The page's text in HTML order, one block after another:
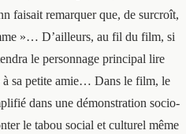
faisait remarquer que, de surcroît,
»… D’ailleurs, au fil du film, si
le personnage principal lire
à sa petite amie… Dans le film, le
dans une démonstration socio-
le tabou social et culturel même